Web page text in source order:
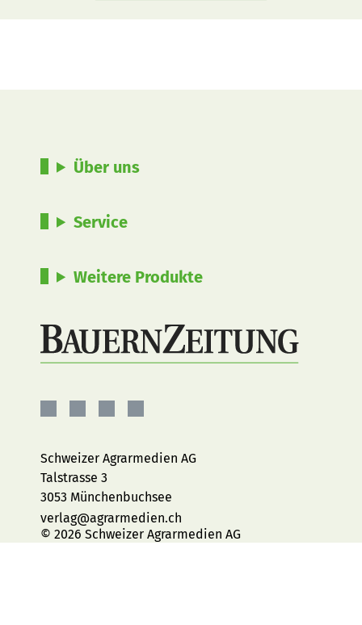
Über uns
Service
Weitere Produkte
Facebook
Instagram
YouTubeLinkedIn
Schweizer Agrarmedien AG
Talstrasse 3
3053 Münchenbuchsee
verlag@agrarmedien.ch
© 2026 Schweizer Agrarmedien AG